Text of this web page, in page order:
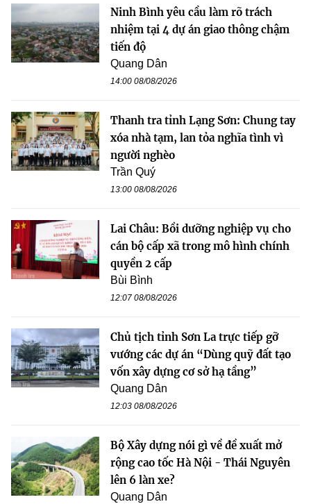
Ninh Bình yêu cầu làm rõ trách
nhiệm tại 4 dự án giao thông chậm
tiến độ
Quang Dân
14:00 08/08/2026
Thanh tra tỉnh Lạng Sơn: Chung tay
xóa nhà tạm, lan tỏa nghĩa tình vì
người nghèo
Trần Quý
13:00 08/08/2026
Lai Châu: Bồi dưỡng nghiệp vụ cho
cán bộ cấp xã trong mô hình chính
quyền 2 cấp
Bùi Bình
12:07 08/08/2026
Chủ tịch tỉnh Sơn La trực tiếp gỡ
vướng các dự án “Dùng quỹ đất tạo
vốn xây dựng cơ sở hạ tầng”
Quang Dân
12:03 08/08/2026
Bộ Xây dựng nói gì về đề xuất mở
rộng cao tốc Hà Nội - Thái Nguyên
lên 6 làn xe?
Quang Dân